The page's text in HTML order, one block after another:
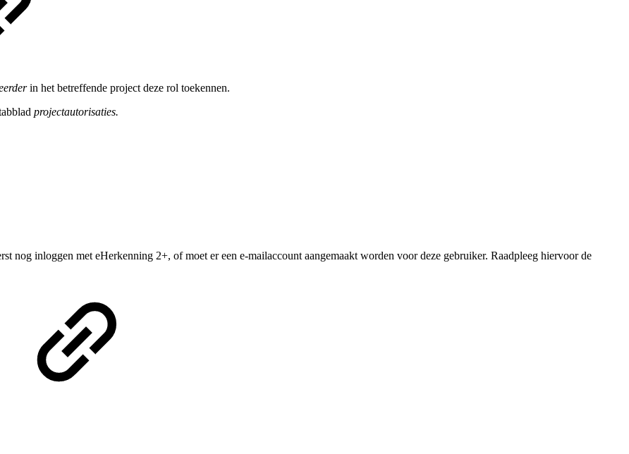
in het betreffende project deze rol toekennen.
projectautorisaties.
nog inloggen met eHerkenning 2+, of moet er een e-mailaccount aangemaakt worden voor deze gebruiker. Raadpleeg hiervoor de